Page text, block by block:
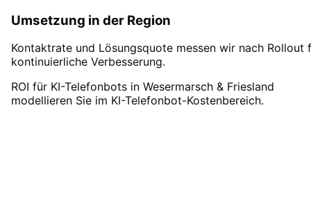
Umsetzung in der Region
Kontaktrate und Lösungsquote messen wir nach Rollout
kontinuierliche Verbesserung.
ROI für KI-Telefonbots in Wesermarsch & Friesland
modellieren Sie im KI-Telefonbot-Kostenbereich.